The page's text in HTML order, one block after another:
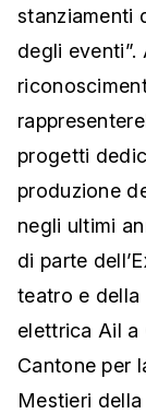
stanziamenti
degli eventi”.
progetti
produzione
negli ultimi
di parte
teatro e della
elettrica Ail a
Cantone per
Mestieri